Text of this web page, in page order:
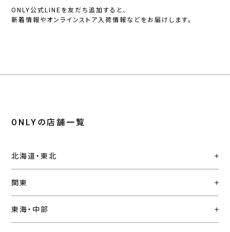
ONLY公式LINEを友だち追加すると、
新着情報やオンラインストア入荷情報などをお届けします。
ONLYの店舗一覧
北海道・東北
関東
東海・中部